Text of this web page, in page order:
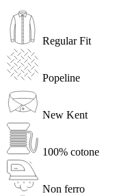
Regular Fit
Popeline
New Kent
100% cotone
Non ferro